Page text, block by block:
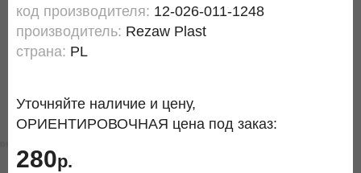
код производителя: 12-026-011-1248
производитель: Rezaw Plast
страна: PL
Уточняйте наличие и цену,
ОРИЕНТИРОВОЧНАЯ цена под заказ:
280р.